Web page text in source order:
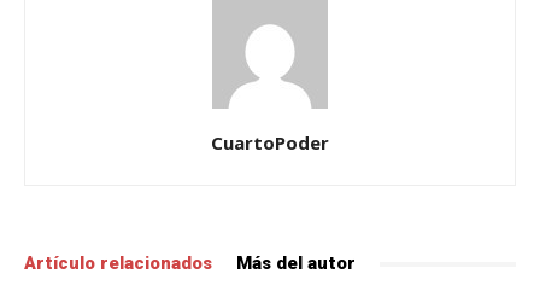
CuartoPoder
Artículo relacionados Más del autor